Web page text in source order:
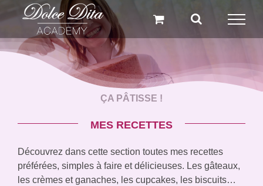
Passer
au
ÇA PÂTISSE !
MES RECETTES
Découvrez dans cette section toutes mes recettes
préférées, simples à faire et délicieuses. Les gâteaux,
les crèmes et ganaches, les cupcakes, les biscuits…